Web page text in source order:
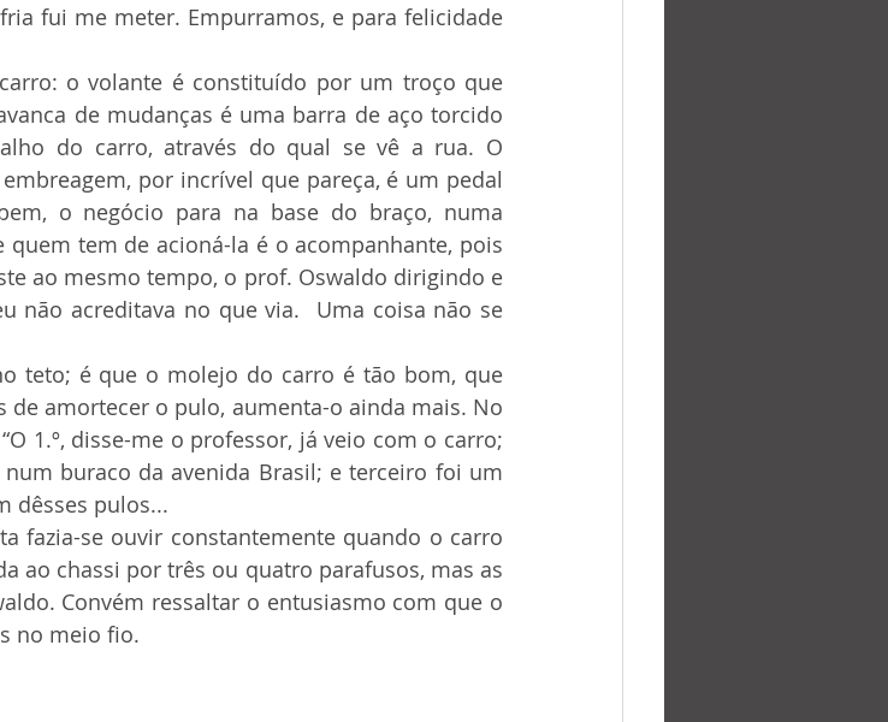
fui me meter. Empurramos, e para felicidade
de mudanças é uma barra de aço torcido
do carro, através do qual se vê a rua. O
por incrível que pareça, é um pedal
o negócio para na base do braço, numa
tem de acioná-la é o acompanhante, pois
ao mesmo tempo, o prof. Oswaldo dirigindo e
não acreditava no que via.  Uma coisa não se
de amortecer o pulo, aumenta-o ainda mais. No
1.º, disse-me o professor, já veio com o carro;
buraco da avenida Brasil; e terceiro foi um
dêsses pulos...
ao chassi por três ou quatro parafusos, mas as
Convém ressaltar o entusiasmo com que o
no meio fio.